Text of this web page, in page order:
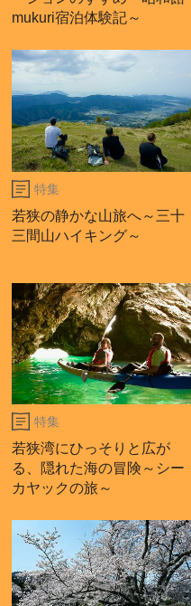
mukuri宿泊体験記～
特集
若狭の静かな山旅へ～三十
三間山ハイキング～
特集
若狭湾にひっそりと広が
る、隠れた海の冒険～シー
カヤックの旅～